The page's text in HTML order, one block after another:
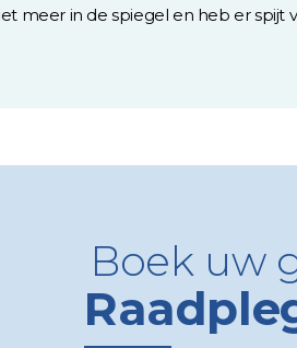
meer in de spiegel en heb er spijt
Boek uw